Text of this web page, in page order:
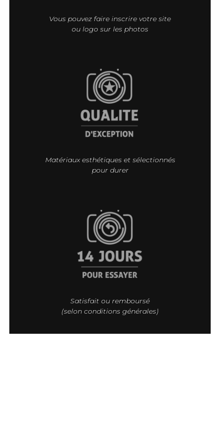
Vous pouvez faire inscrire votre site
ou logo sur les photos
Matériaux esthétiques et sélectionnés
pour durer
Satisfait ou remboursé
(selon conditions générales)